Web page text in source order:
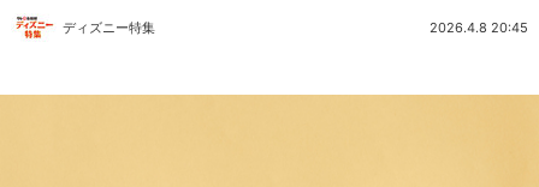
ディズニー特集 2026.4.8 20:45